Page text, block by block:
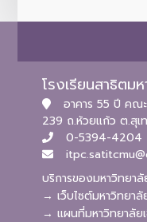
อาคาร 55 ปี คณ
239 ถ.ห้วยแก้ว ต.สุเ
0-5394-4204
บริการของมหาวิทยาลั
→ เว็บไซต์มหาวิทยาลั
→ แผนที่มหาวิทยาลัย